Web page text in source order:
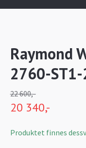
Raymond
2760-
22 600,-
20 340,-
Produktet finnes